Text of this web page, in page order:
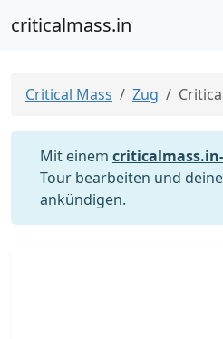
criticalmass.in
Critical Mass Zug
Mit einem
Tour bearbeiten und
ankündigen.